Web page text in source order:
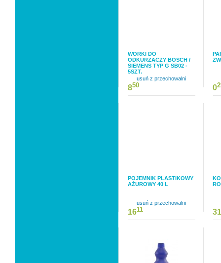
WORKI DO
ODKURZACZY BOSCH /
SIEMENS TYP G SB02 -
5SZT.
usuń z przechowalni
850 0
POJEMNIK PLASTIKOWY
AŻUROWY 40 L
usuń z przechowalni
1611 31